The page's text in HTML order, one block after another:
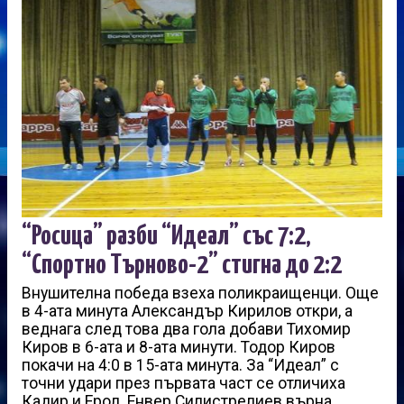
“Росица” разби “Идеал” със 7:2,
“Спортно Търново-2” стигна до 2:2
Внушителна победа взеха поликраищенци. Още
в 4-ата минута Александър Кирилов откри, а
веднага след това два гола добави Тихомир
Киров в 6-ата и 8-ата минути. Тодор Киров
покачи на 4:0 в 15-ата минута. За “Идеал” с
точни удари през първата част се отличиха